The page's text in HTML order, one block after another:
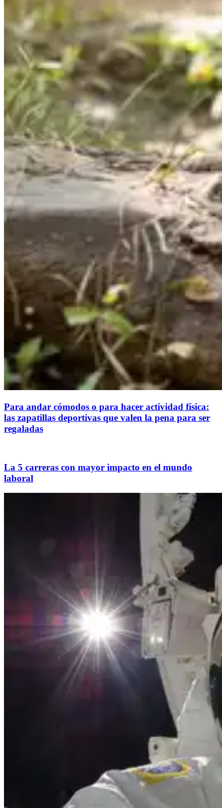
Para andar cómodos o para hacer actividad física:
las zapatillas deportivas que valen la pena para ser
regaladas
La 5 carreras con mayor impacto en el mundo
laboral